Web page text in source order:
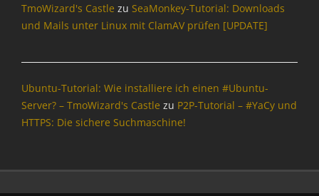
t
P
i
t
,
TmoWizard's Castle zu SeaMonkey-Tutorial: Downloads
und Mails unter Linux mit ClamAV prüfen [UPDATE]
Ubuntu-Tutorial: Wie installiere ich einen #Ubuntu-
Server? – TmoWizard's Castle zu P2P-Tutorial – #YaCy und
HTTPS: Die sichere Suchmaschine!